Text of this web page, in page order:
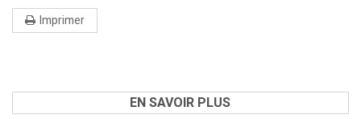
Imprimer
EN SAVOIR PLUS